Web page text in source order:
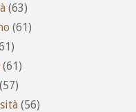
(63)
(61)
(61)
(57)
(56)